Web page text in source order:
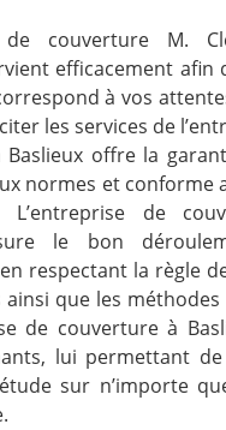
de couverture M.
efficacement afin
à vos
les services de
offre la
normes et conforme
L’entreprise de
le bon
respectant la règle
que les
de couverture à
lui permettant
sur n’importe